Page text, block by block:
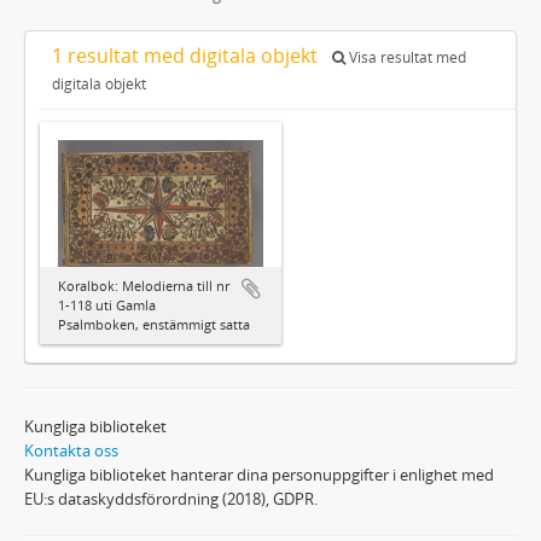
1 resultat med digitala objekt
Visa resultat med
digitala objekt
Koralbok: Melodierna till nr
1-118 uti Gamla
Psalmboken, enstämmigt satta
Kungliga biblioteket
Kontakta oss
Kungliga biblioteket hanterar dina personuppgifter i enlighet med
EU:s dataskyddsförordning (2018), GDPR.